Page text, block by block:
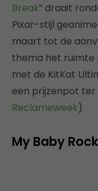
Break” draait
Pixar-stijl
maart tot de
thema het ruimte
met de KitKat
een prijzenpot ter
Reclameweek)
My Baby